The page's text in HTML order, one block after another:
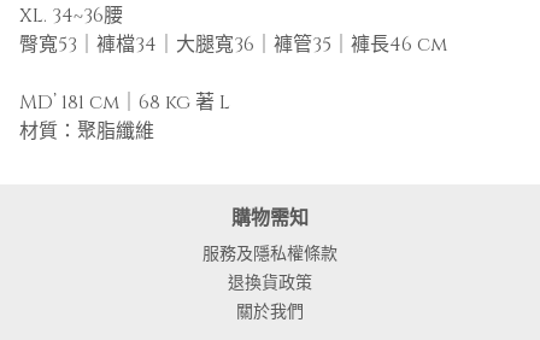
XL. 34~36腰
臀寬53｜褲檔34｜大腿寬36｜褲管35｜褲長46 cm
MD’ 181 cm｜68 kg 著 L
材質：聚脂纖維
購物需知
服務及隱私權條款
退換貨政策
關於我們